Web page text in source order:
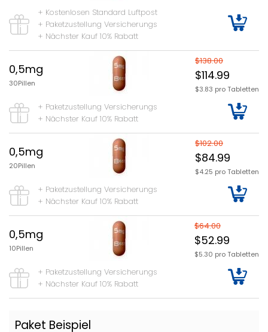
+ Kostenlosen Standard Luftpost
+ Paketzustellung Versicherungs
+ Nächster Kauf 10% Rabatt
0,5mg
30Pillen
$138.00
$114.99
$3.83 pro Tabletten
+ Paketzustellung Versicherungs
+ Nächster Kauf 10% Rabatt
0,5mg
20Pillen
$102.00
$84.99
$4.25 pro Tabletten
+ Paketzustellung Versicherungs
+ Nächster Kauf 10% Rabatt
0,5mg
10Pillen
$64.00
$52.99
$5.30 pro Tabletten
+ Paketzustellung Versicherungs
+ Nächster Kauf 10% Rabatt
Paket Beispiel